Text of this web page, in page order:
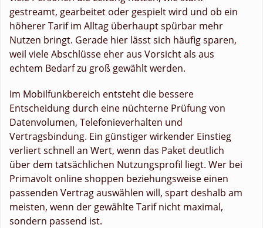
gestreamt, gearbeitet oder gespielt wird und ob ein
höherer Tarif im Alltag überhaupt spürbar mehr
Nutzen bringt. Gerade hier lässt sich häufig sparen,
weil viele Abschlüsse eher aus Vorsicht als aus
echtem Bedarf zu groß gewählt werden.
Im Mobilfunkbereich entsteht die bessere
Entscheidung durch eine nüchterne Prüfung von
Datenvolumen, Telefonieverhalten und
Vertragsbindung. Ein günstiger wirkender Einstieg
verliert schnell an Wert, wenn das Paket deutlich
über dem tatsächlichen Nutzungsprofil liegt. Wer bei
Primavolt online shoppen beziehungsweise einen
passenden Vertrag auswählen will, spart deshalb am
meisten, wenn der gewählte Tarif nicht maximal,
sondern passend ist.